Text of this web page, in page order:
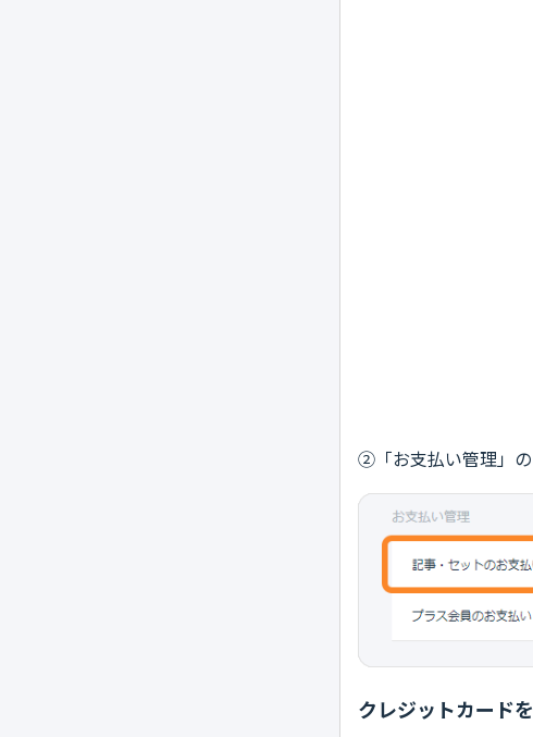
②「お支払い管理」の
クレジットカード